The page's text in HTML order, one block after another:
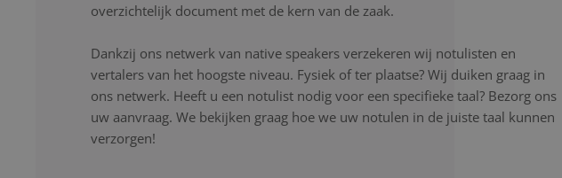
overzichtelijk document met de kern van de zaak.
Dankzij ons netwerk van native speakers verzekeren wij notulisten en
vertalers van het hoogste niveau. Fysiek of ter plaatse? Wij duiken graag in
ons netwerk. Heeft u een notulist nodig voor een specifieke taal? Bezorg ons
uw aanvraag. We bekijken graag hoe we uw notulen in de juiste taal kunnen
verzorgen!